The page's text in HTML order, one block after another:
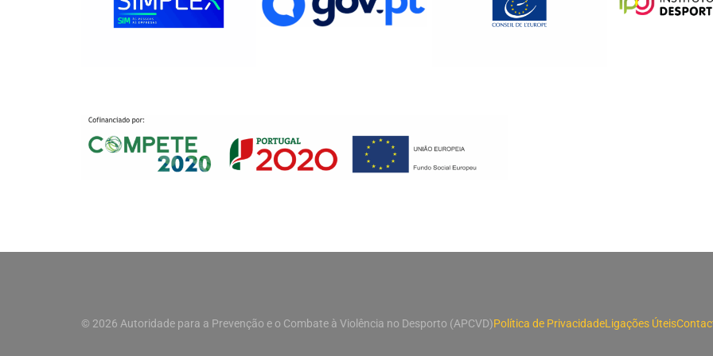
© 2026 Autoridade para a Prevenção e o Combate à Violência no Desporto (APCVD)Política de PrivacidadeLigações Úteis